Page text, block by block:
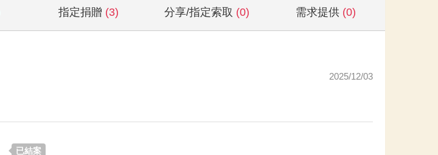
指定捐贈 (3) 分享/指定索取 (0) 需求提供 (0)
2025/12/03
已結案